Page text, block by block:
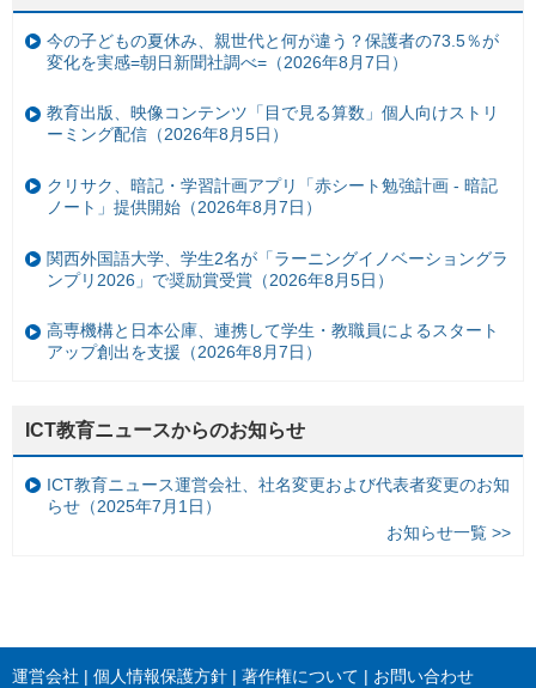
今の子どもの夏休み、親世代と何が違う？保護者の73.5％が
変化を実感=朝日新聞社調べ=（2026年8月7日）
教育出版、映像コンテンツ「目で見る算数」個人向けストリ
ーミング配信（2026年8月5日）
クリサク、暗記・学習計画アプリ「赤シート勉強計画 - 暗記
ノート」提供開始（2026年8月7日）
関西外国語大学、学生2名が「ラーニングイノベーショングラ
ンプリ2026」で奨励賞受賞（2026年8月5日）
高専機構と日本公庫、連携して学生・教職員によるスタート
アップ創出を支援（2026年8月7日）
ICT教育ニュースからのお知らせ
ICT教育ニュース運営会社、社名変更および代表者変更のお知
らせ（2025年7月1日）
お知らせ一覧 >>
運営会社 個人情報保護方針 著作権について お問い合わせ